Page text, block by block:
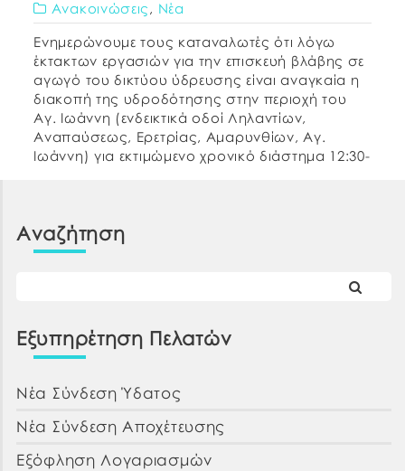
Ανακοινώσεις , Νέα
Ενημερώνουμε τους καταναλωτές ότι λόγω
έκτακτων εργασιών για την επισκευή βλάβης σε
αγωγό του δικτύου ύδρευσης είναι αναγκαία η
διακοπή της υδροδότησης στην περιοχή του
Αγ. Ιωάννη (ενδεικτικά οδοί Ληλαντίων,
Αναπαύσεως, Ερετρίας, Αμαρυνθίων, Αγ.
Ιωάννη) για εκτιμώμενο χρονικό διάστημα 12:30-
εναλλακτικά […]
Αναζήτηση
Εξυπηρέτηση Πελατών
Νέα Σύνδεση Ύδατος
Νέα Σύνδεση Αποχέτευσης
Εξόφληση Λογαριασμών